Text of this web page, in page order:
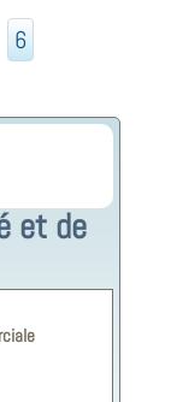
6
et de